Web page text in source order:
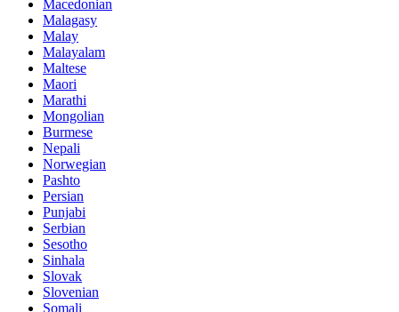
Macedonian
Malagasy
Malay
Malayalam
Maltese
Maori
Marathi
Mongolian
Burmese
Nepali
Norwegian
Pashto
Persian
Punjabi
Serbian
Sesotho
Sinhala
Slovak
Slovenian
Somali